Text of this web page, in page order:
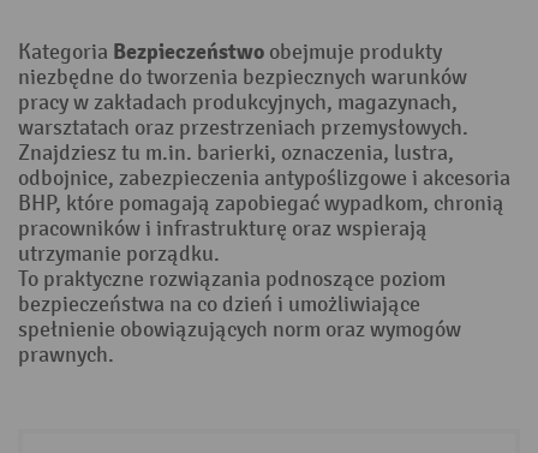
Kategoria Bezpieczeństwo obejmuje produkty
niezbędne do tworzenia bezpiecznych warunków
pracy w zakładach produkcyjnych, magazynach,
warsztatach oraz przestrzeniach przemysłowych.
Znajdziesz tu m.in. barierki, oznaczenia, lustra,
odbojnice, zabezpieczenia antypoślizgowe i akcesoria
BHP, które pomagają zapobiegać wypadkom, chronią
pracowników i infrastrukturę oraz wspierają
utrzymanie porządku.
To praktyczne rozwiązania podnoszące poziom
bezpieczeństwa na co dzień i umożliwiające
spełnienie obowiązujących norm oraz wymogów
prawnych.